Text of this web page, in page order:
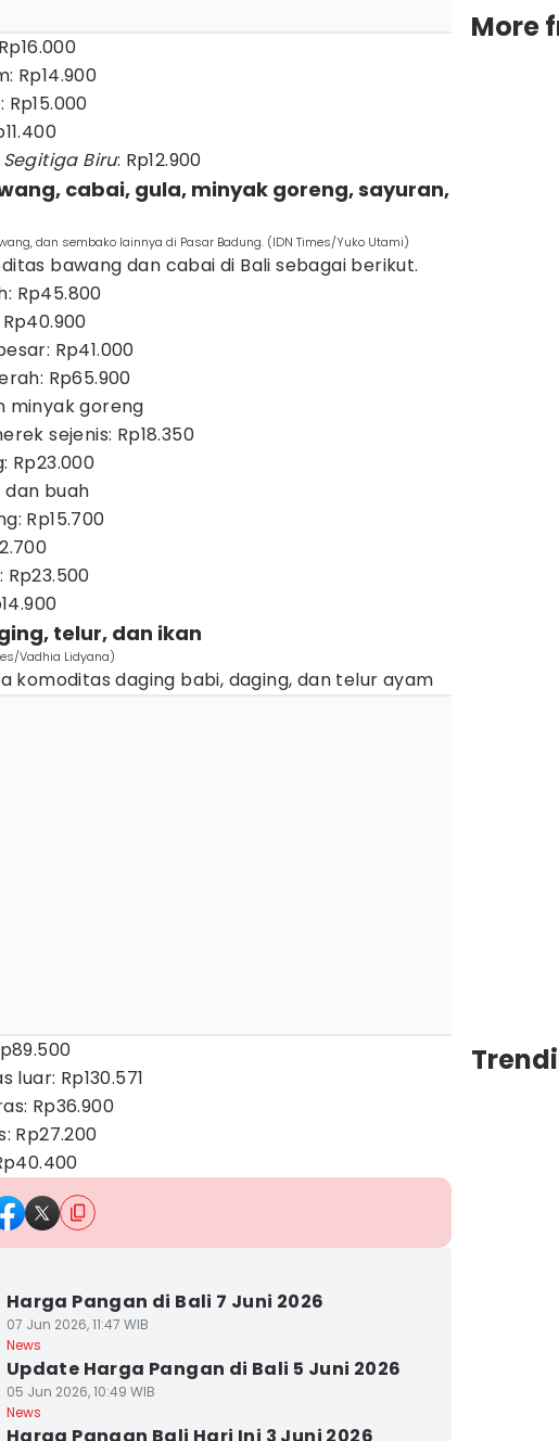
Rp14.900
Segitiga Biru: Rp12.900
cabai, gula, minyak goreng, sayuran,
dan sembako lainnya di Pasar Badung. (IDN Times/Yuko Utami)
bawang dan cabai di Bali sebagai berikut.
Rp45.800
Rp41.000
Rp65.900
minyak goreng
sejenis: Rp18.350
Rp23.000
dan buah
Rp15.700
Rp23.500
telur, dan ikan
Vadhia Lidyana)
komoditas daging babi, daging, dan telur ayam
luar: Rp130.571
Rp36.900
Rp27.200
Harga Pangan di Bali 7 Juni 2026
07 Jun 2026, 11:47 WIB
News
Update Harga Pangan di Bali 5 Juni 2026
05 Jun 2026, 10:49 WIB
News
More